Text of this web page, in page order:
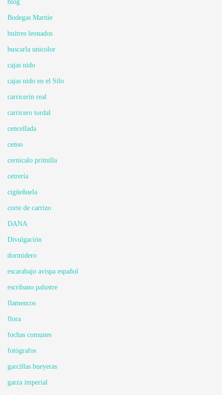
blog
Bodegas Martúe
buitres leonados
buscarla unicolor
cajas nido
cajas nido en el Silo
carricerín real
carricero tordal
cencellada
censo
cernicalo primilla
cetrería
cigüeñuela
corte de carrizo
DANA
Divulgación
dormidero
escarabajo avispa español
escribano palustre
flamencos
flora
fochas comunes
fotógrafos
garcillas bueyeras
garza imperial